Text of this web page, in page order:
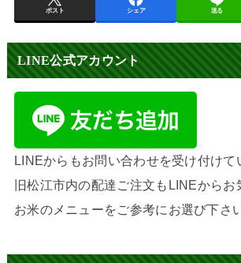
ポスト シェア 送る
LINE公式アカウント
LINEからもお問い合わせを受け付けて
旧松江市内の配達ご注文もLINEからお
お米のメニューをご参考にお選び下さい